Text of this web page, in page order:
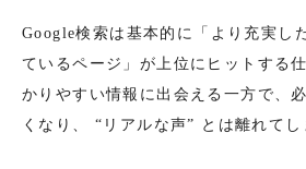
Google検索は基本的に「より充実し
ているページ」が上位にヒットする
かりやすい情報に出会える一方で、
くなり、 “リアルな声” とは離れてし